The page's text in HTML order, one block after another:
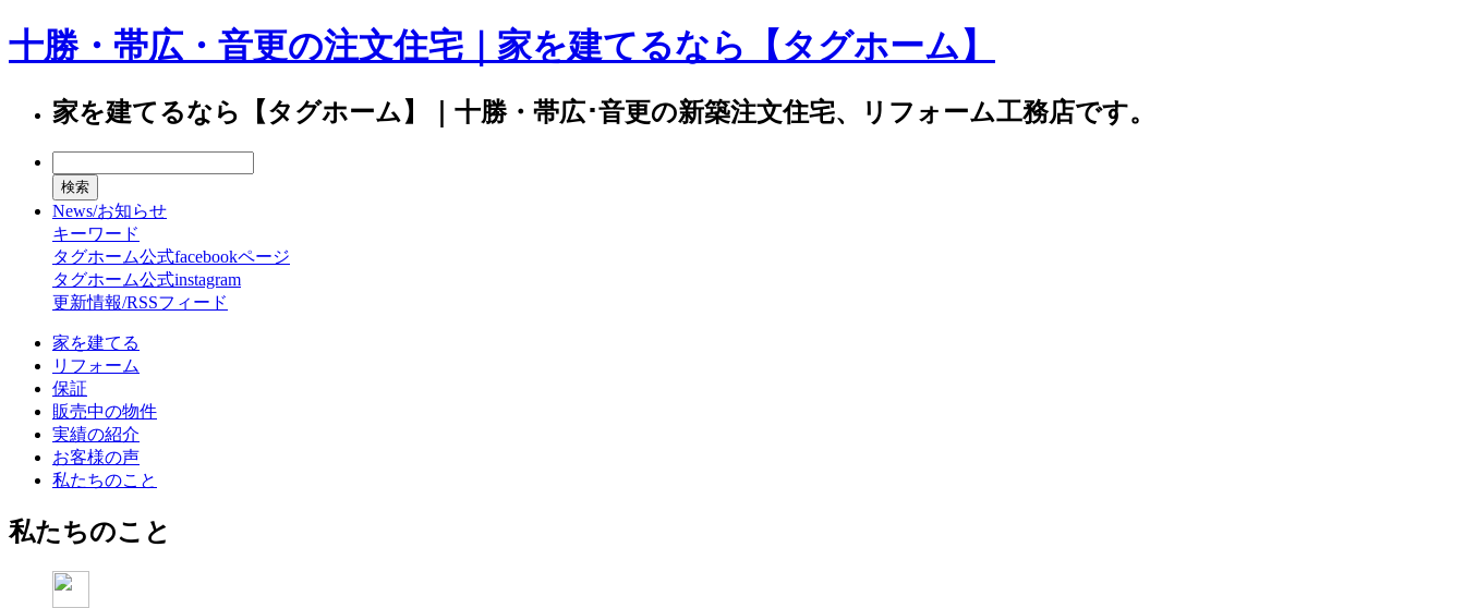
十勝・帯広・音更の注文住宅｜家を建てるなら【タグホーム】
家を建てるなら【タグホーム】｜十勝・帯広･音更の新築注文住宅、リフォーム工務店です。
News/お知らせ
キーワード
タグホーム公式facebookページ
タグホーム公式instagram
更新情報/RSSフィード
家を建てる
リフォーム
保証
販売中の物件
実績の紹介
お客様の声
私たちのこと
私たちのこと